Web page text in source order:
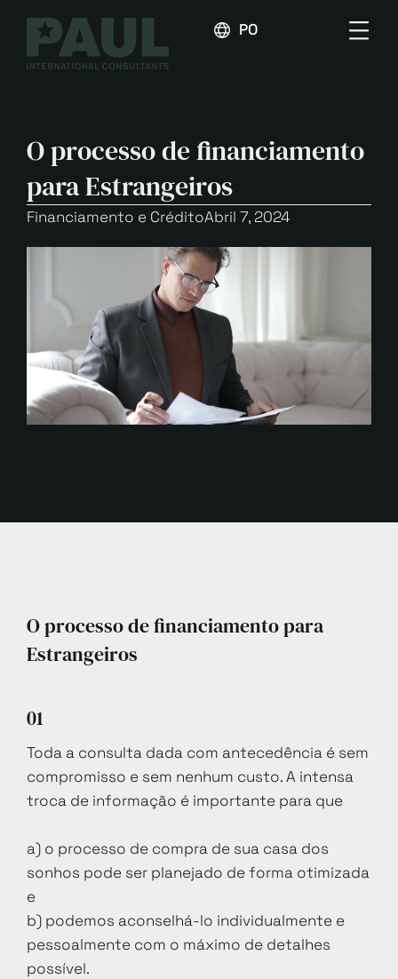
PORTUGUÊS
O processo de financiamento
para Estrangeiros
Financiamento e CréditoAbril 7, 2024
O processo de financiamento para
Estrangeiros
01
Toda a consulta dada com antecedência é sem
compromisso e sem nenhum custo. A intensa
troca de informação é importante para que
a) o processo de compra de sua casa dos
sonhos pode ser planejado de forma otimizada
e
b) podemos aconselhá-lo individualmente e
pessoalmente com o máximo de detalhes
possível.